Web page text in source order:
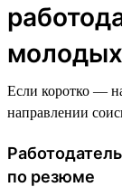
Если коротко —
направлении
по резюме